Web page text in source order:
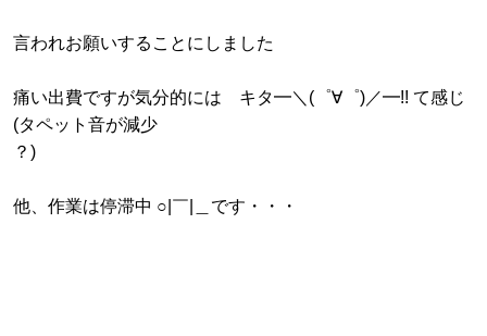
言われお願いすることにしました
痛い出費ですが気分的には キタ━＼(゜∀゜)／━!! て感じ
(タペット音が減少
？)
他、作業は停滞中 ○|￣|＿です・・・